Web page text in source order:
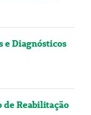
e Diagnósticos
de Reabilitação